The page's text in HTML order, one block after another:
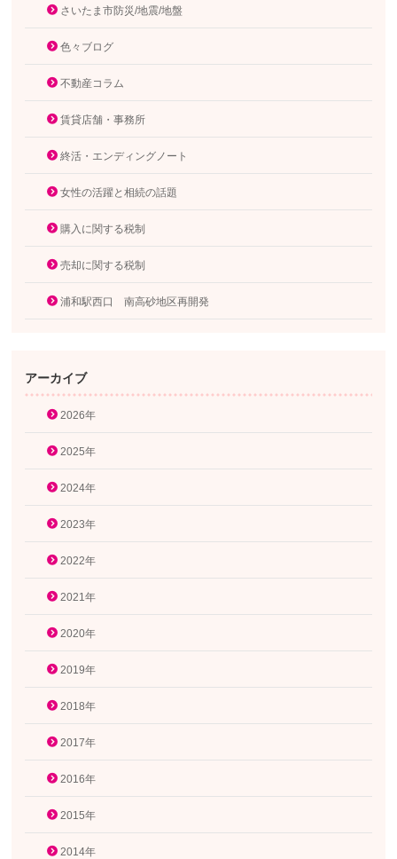
さいたま市防災/地震/地盤
色々ブログ
不動産コラム
賃貸店舗・事務所
終活・エンディングノート
女性の活躍と相続の話題
購入に関する税制
売却に関する税制
浦和駅西口 南高砂地区再開発
アーカイブ
2026年
2025年
2024年
2023年
2022年
2021年
2020年
2019年
2018年
2017年
2016年
2015年
2014年